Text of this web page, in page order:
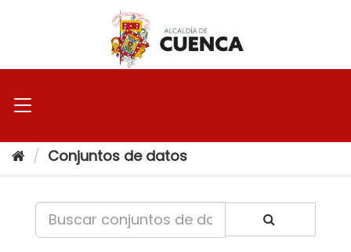
Conjuntos de datos